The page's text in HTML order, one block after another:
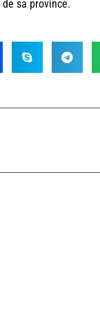
sa province.